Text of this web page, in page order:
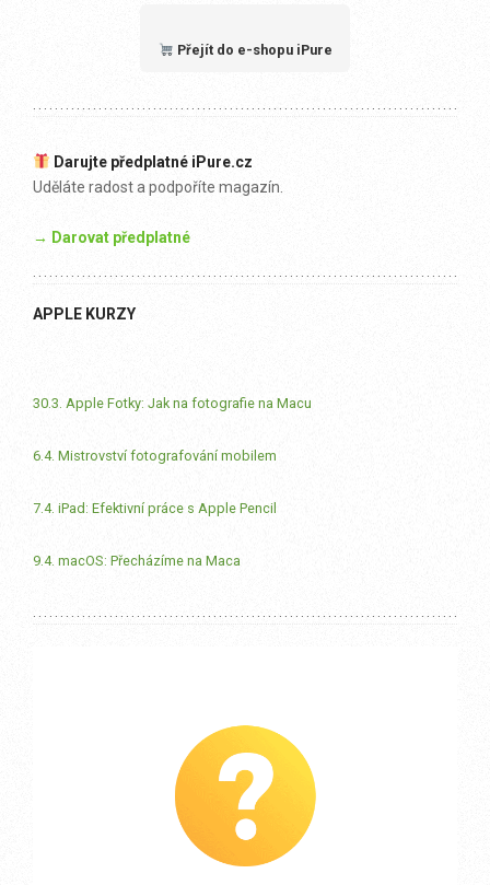
Přejít do e-shopu iPure
Darujte předplatné iPure.cz
Uděláte radost a podpoříte magazín.
→ Darovat předplatné
APPLE KURZY
30.3. Apple Fotky: Jak na fotografie na Macu
6.4. Mistrovství fotografování mobilem
7.4. iPad: Efektivní práce s Apple Pencil
9.4. macOS: Přecházíme na Maca